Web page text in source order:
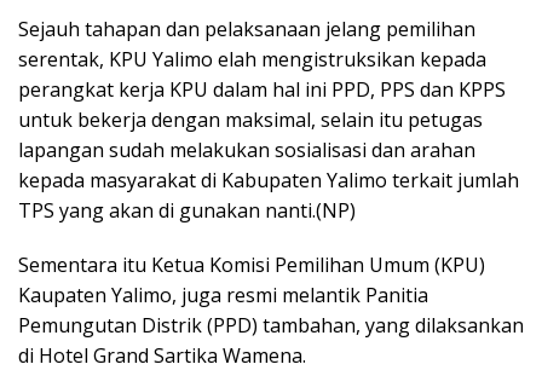
Sejauh tahapan dan pelaksanaan jelang pemilihan
serentak, KPU Yalimo elah mengistruksikan kepada
perangkat kerja KPU dalam hal ini PPD, PPS dan KPPS
untuk bekerja dengan maksimal, selain itu petugas
lapangan sudah melakukan sosialisasi dan arahan
kepada masyarakat di Kabupaten Yalimo terkait jumlah
TPS yang akan di gunakan nanti.(NP)
Sementara itu Ketua Komisi Pemilihan Umum (KPU)
Kaupaten Yalimo, juga resmi melantik Panitia
Pemungutan Distrik (PPD) tambahan, yang dilaksankan
di Hotel Grand Sartika Wamena.